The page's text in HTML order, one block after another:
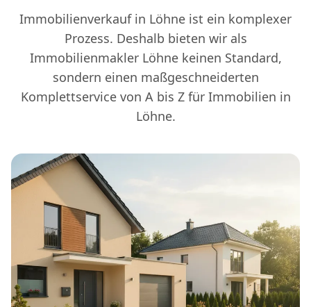
Immobilienverkauf in Löhne ist ein komplexer
Prozess. Deshalb bieten wir als
Immobilienmakler Löhne keinen Standard,
sondern einen maßgeschneiderten
Komplettservice von A bis Z für Immobilien in
Löhne.